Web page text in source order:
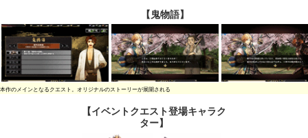
【鬼物語】
本作のメインとなるクエスト。オリジナルのストーリーが展開される
【イベントクエスト登場キャラク
ター】